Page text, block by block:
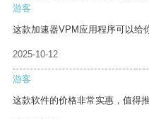
游客
这款加速器VPM应用程序可以给
2025-10-12
游客
这款软件的价格非常实惠，值得推